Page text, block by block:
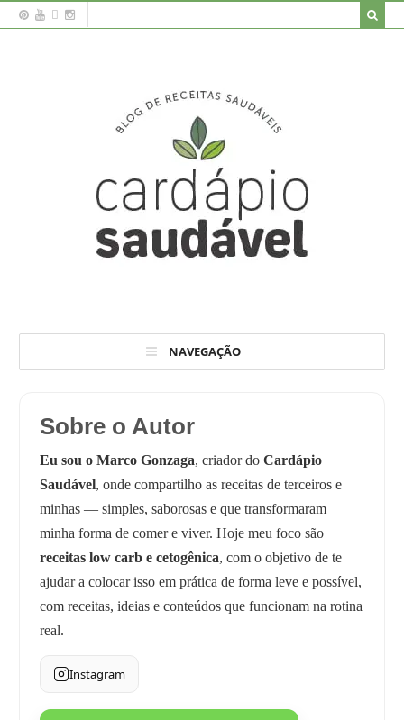
NAVEGAÇÃO
Sobre o Autor
Eu sou o Marco Gonzaga, criador doCardápio
Saudável, onde compartilho as receitas de terceiros e
minhas — simples, saborosas e que transformaram
minha forma de comer e viver. Hoje meu foco são
receitas low carb e cetogênica, com o objetivo de te
ajudar a colocar isso em prática de forma leve e possível,
com receitas, ideias e conteúdos que funcionam na rotina
real.
Instagram